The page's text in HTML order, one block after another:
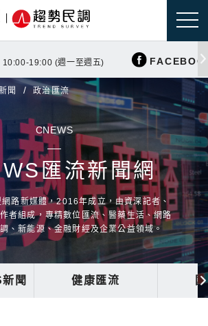
10:00-19:00 (週一至週五)
聞 政治匯流
CNEWS
匯流新聞網
網路新媒體，2016年成立，由資深記者、
者組成，專精數位匯流、醫藥生活、網路
、新能源、金融財經及企業公益領域。
聞 健康匯流